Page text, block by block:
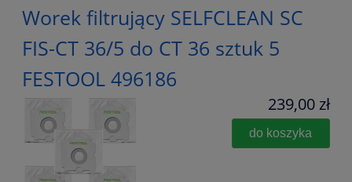
Worek filtrujący SELFCLEAN SC
FIS-CT 36/5 do CT 36 sztuk 5
FESTOOL 496186
239,00 zł
do koszyka